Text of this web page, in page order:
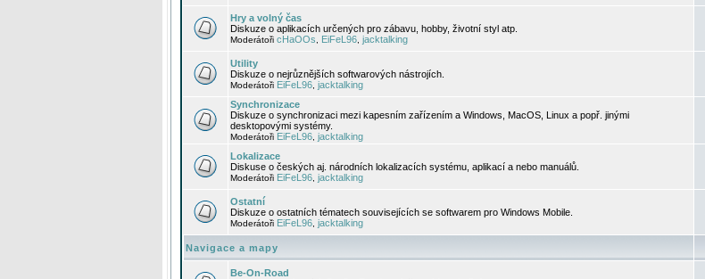
Hry a volný čas
Diskuze o aplikacích určených pro zábavu, hobby, životní styl atp.
Moderátoři cHaOOs EiFeL96 jacktalking
Utility
Diskuze o nejrůznějších softwarových nástrojích.
Moderátoři EiFeL96 jacktalking
Synchronizace
Diskuze o synchronizaci mezi kapesním zařízením a Windows, MacOS, Linux a popř. jinými
desktopovými systémy.
Moderátoři EiFeL96 jacktalking
Lokalizace
Diskuse o českých aj. národních lokalizacích systému, aplikací a nebo manuálů.
Moderátoři EiFeL96 jacktalking
Ostatní
Diskuze o ostatních tématech souvisejících se softwarem pro Windows Mobile.
Moderátoři EiFeL96 jacktalking
Navigace a mapy
Be-On-Road